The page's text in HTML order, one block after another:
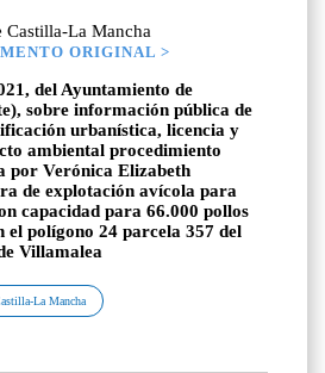
La Mancha
ORIGINAL >
del Ayuntamiento de
sobre información pública de
urbanística, licencia y
ambiental procedimiento
por Verónica Elizabeth
de explotación avícola para
capacidad para 66.000 pollos
el polígono 24 parcela 357 del
Villamalea
La Mancha